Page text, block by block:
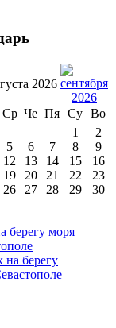
2026
Ср Че Пя Су Во
1
2
5 6 7 8
9
12 13 14 15
16
19 20 21 22
23
26 27 28 29
30
берегу моря